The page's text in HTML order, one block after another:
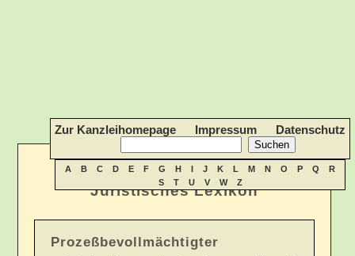
Juristisches Lexikon
Zur Kanzleihomepage Impressum Datenschutz
A B C D E F G H I J K L M N O P Q
R
S
T U V W Z
Prozeßbevollmächtigter